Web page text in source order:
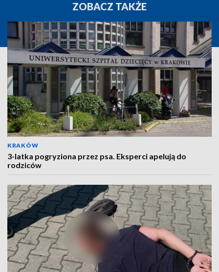
ZOBACZ TAKŻE
KRAKÓW
3-latka pogryziona przez psa. Eksperci apelują do
rodziców